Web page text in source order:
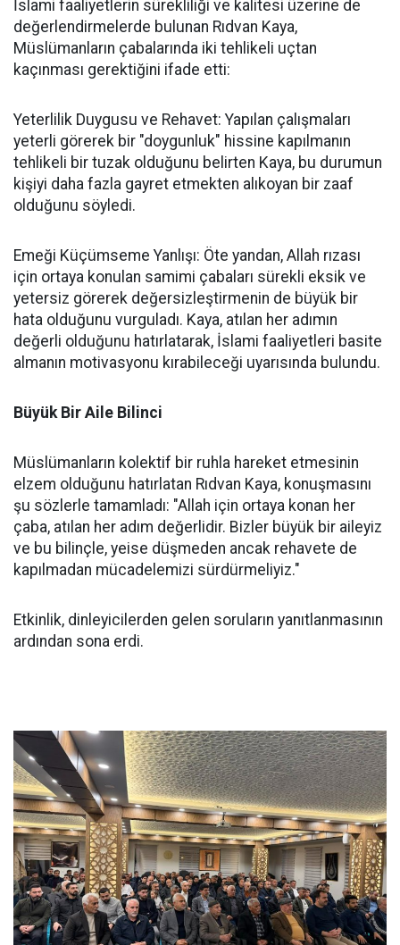
İslami faaliyetlerin sürekliliği ve kalitesi üzerine de
değerlendirmelerde bulunan Rıdvan Kaya,
Müslümanların çabalarında iki tehlikeli uçtan
kaçınması gerektiğini ifade etti:
Yeterlilik Duygusu ve Rehavet: Yapılan çalışmaları
yeterli görerek bir "doygunluk" hissine kapılmanın
tehlikeli bir tuzak olduğunu belirten Kaya, bu durumun
kişiyi daha fazla gayret etmekten alıkoyan bir zaaf
olduğunu söyledi.
Emeği Küçümseme Yanlışı: Öte yandan, Allah rızası
için ortaya konulan samimi çabaları sürekli eksik ve
yetersiz görerek değersizleştirmenin de büyük bir
hata olduğunu vurguladı. Kaya, atılan her adımın
değerli olduğunu hatırlatarak, İslami faaliyetleri basite
almanın motivasyonu kırabileceği uyarısında bulundu.
Büyük Bir Aile Bilinci
Müslümanların kolektif bir ruhla hareket etmesinin
elzem olduğunu hatırlatan Rıdvan Kaya, konuşmasını
şu sözlerle tamamladı: "Allah için ortaya konan her
çaba, atılan her adım değerlidir. Bizler büyük bir aileyiz
ve bu bilinçle, yeise düşmeden ancak rehavete de
kapılmadan mücadelemizi sürdürmeliyiz."
Etkinlik, dinleyicilerden gelen soruların yanıtlanmasının
ardından sona erdi.